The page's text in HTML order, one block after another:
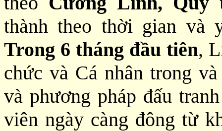
thành theo thời gian và
Trong 6 tháng đầu tiên,
chức và Cá nhân trong
và phương pháp đấu
viên ngày càng đông từ